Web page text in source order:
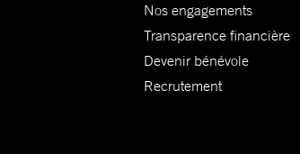
Nos engagements
Transparence financière
Devenir bénévole
Recrutement